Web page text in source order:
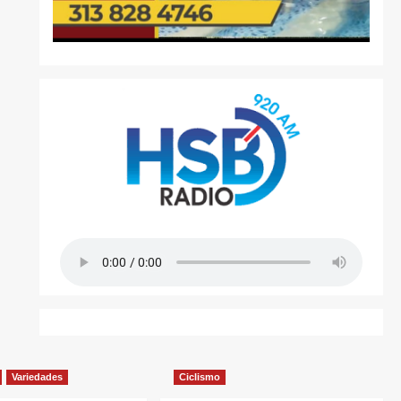
Variedades Ciclismo